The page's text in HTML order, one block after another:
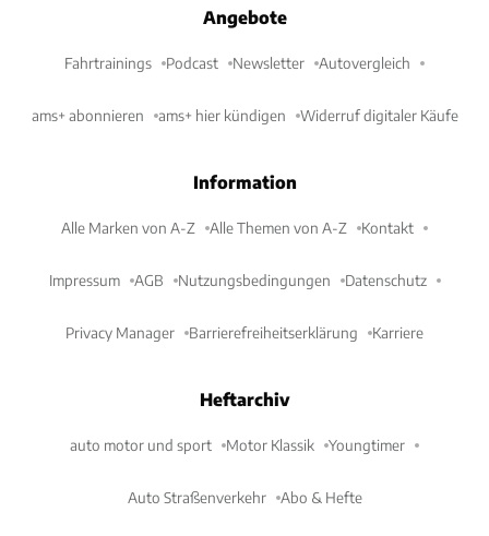
Angebote
Fahrtrainings Podcast Newsletter Autovergleich
ams+ abonnieren ams+ hier kündigen Widerruf digitaler Käufe
Information
Alle Marken von A-Z Alle Themen von A-Z Kontakt
Impressum AGB Nutzungsbedingungen Datenschutz
Privacy Manager Barrierefreiheitserklärung Karriere
Heftarchiv
auto motor und sport Motor Klassik Youngtimer
Auto Straßenverkehr Abo & Hefte